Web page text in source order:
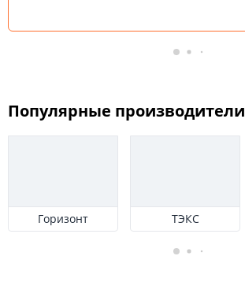
Популярные производители
Горизонт ТЭКС